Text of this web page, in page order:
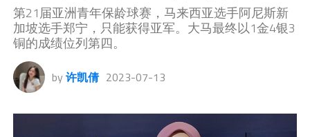
第21届亚洲青年保龄球赛，马来西亚选手阿尼斯新
加坡选手郑宁，只能获得亚军。大马最终以1金4银3
铜的成绩位列第四。
by 许凯倩 2023-07-13